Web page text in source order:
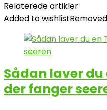
Relaterede artikler
Added to wishlist
Sådan laver
der fanger